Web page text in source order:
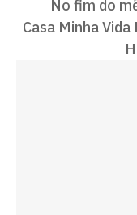
No fim do
Casa Minha